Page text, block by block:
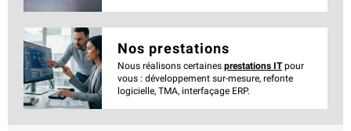
Nos prestations
Nous réalisons certaines prestations ITpour
vous : développement sur-mesure, refonte
logicielle, TMA, interfaçage ERP.